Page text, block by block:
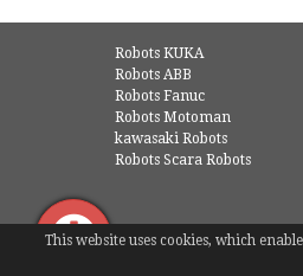
Robots KUKA
Robots ABB
Robots Fanuc
Robots Motoman
kawasaki Robots
Robots Scara Robots
This website uses cookies, which